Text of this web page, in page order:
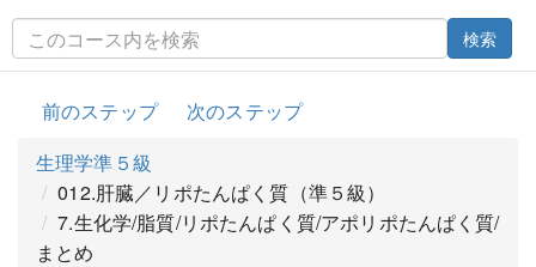
検索
前のステップ
次のステップ
生理学準５級
012.肝臓／リポたんぱく質（準５級）
7.生化学/脂質/リポたんぱく質/アポリポたんぱく質/
まとめ